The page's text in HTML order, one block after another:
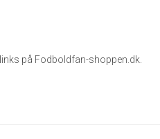
på Fodboldfan-shoppen.dk.